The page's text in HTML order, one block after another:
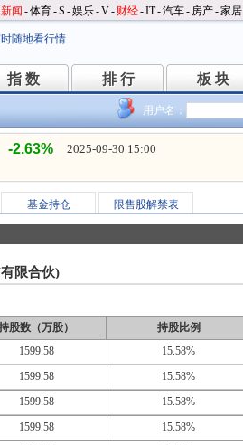
新闻 -体育-S -娱乐-V- 财经-IT-汽车- 房产-家居
随地看行情
指 数
指 数 排 行
排 行 板 块
板 块
用户名：
-2.63% 2025-09-30 15:00
基金持仓 限售股解禁表
限合伙)
股数（万股） 持股比例
1599.58 15.58%
1599.58 15.58%
1599.58 15.58%
1599.58 15.58%